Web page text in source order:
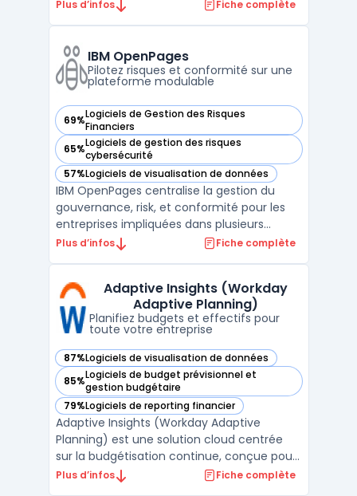
notamment celles impliquées dans le
contrôle SOX, l ...
Plus d’infos Fiche complète
IBM OpenPages
Pilotez risques et conformité sur une
plateforme modulable
69%Logiciels de Gestion des Risques
Financiers
— voir IBM OpenPages dans cette catégorie
65%Logiciels de gestion des risques
cybersécurité
— voir IBM OpenPages dans cette catégorie
57%Logiciels de visualisation de données
— voir IBM OpenPages dans cette catégorie
IBM OpenPages centralise la gestion du
gouvernance, risk, et conformité pour les
entreprises impliquées dans plusieurs
périmètres réglementaires et métiers. La
la conformité réglementaire aux audits, en
pass ...
Plus d’infos Fiche complète
Adaptive Insights (Workday
Adaptive Planning)
Planifiez budgets et effectifs pour
toute votre entreprise
87%Logiciels de visualisation de données
— voir Adaptive Insights (Workday Adaptive Planning)
85%Logiciels de budget prévisionnel et
gestion budgétaire
— voir Adaptive Insights (Workday Adaptive Planning)
79%Logiciels de reporting financier
— voir Adaptive Insights (Workday Adaptive Planning)
Adaptive Insights (Workday Adaptive
Planning) est une solution cloud centrée
sur la budgétisation continue, conçue pour
les équipes financières, RH et
Plus d’infos Fiche complète